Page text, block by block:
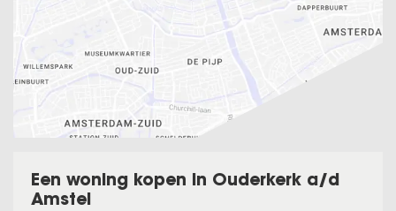
Een woning kopen in Ouderkerk a/d
Amstel